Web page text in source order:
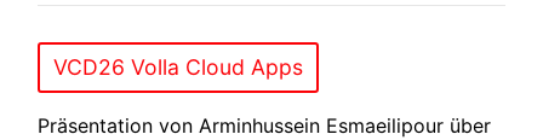
VCD26 Volla Cloud Apps
Präsentation von Arminhussein Esmaeilipour über